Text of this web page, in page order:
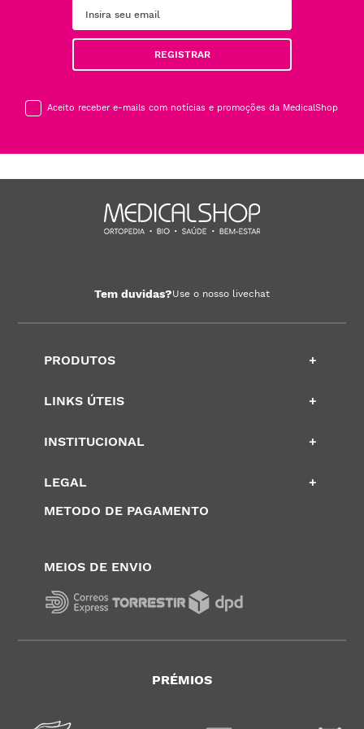
REGISTRAR
Aceito receber e-mails com notícias e promoções da MedicalShop
Tem duvidas?Use o nosso livechat
PRODUTOS +
LINKS ÚTEIS +
INSTITUCIONAL +
LEGAL
+
METODO DE PAGAMENTO
MEIOS DE ENVIO
PRÉMIOS